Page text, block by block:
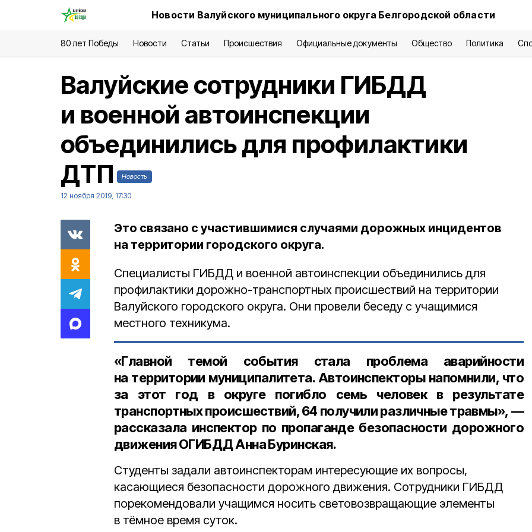
Новости Валуйского муниципального округа Белгородской области
80 лет Победы Новости Статьи Происшествия Официальные документы Общество Политика
Валуйские сотрудники ГИБДД
и военной автоинспекции
объединились для профилактики
ДТП
Новость
12 ноября 2019, 17:30
Это связано с участившимися случаями дорожных инцидентов
на территории городского округа.
Специалисты ГИБДД и военной автоинспекции объединились для
профилактики дорожно-транспортных происшествий на территории
Валуйского городского округа. Они провели беседу с учащимися
местного техникума.
«Главной темой события стала проблема аварийности
на территории муниципалитета. Автоинспекторы напомнили, что
за этот год в округе погибло семь человек​в результате
транспортных происшествий,64 получили различные травмы», —
рассказала инспектор по пропаганде безопасности дорожного
движения ОГИБДД Анна Буринская.
Студенты задали автоинспекторам интересующие их вопросы,
касающиеся безопасности дорожного движения. Сотрудники ГИБДД
порекомендовали учащимся носить световозвращающие элементы
в тёмное время суток.